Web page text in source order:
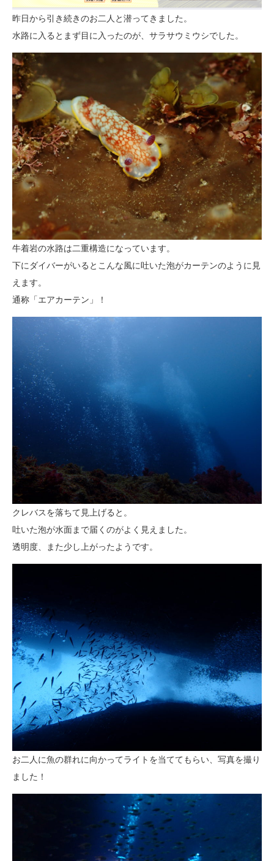
昨日から引き続きのお二人と潜ってきました。
水路に入るとまず目に入ったのが、サラサウミウシでした。
牛着岩の水路は二重構造になっています。
下にダイバーがいるとこんな風に吐いた泡がカーテンのように見
えます。
通称「エアカーテン」！
クレバスを落ちて見上げると。
吐いた泡が水面まで届くのがよく見えました。
透明度、また少し上がったようです。
お二人に魚の群れに向かってライトを当ててもらい、写真を撮り
ました！